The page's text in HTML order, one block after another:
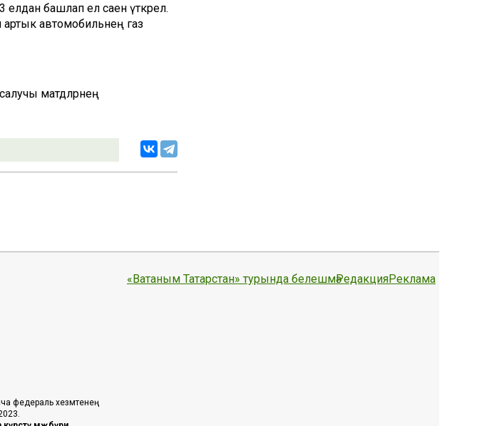
елдан башлап ел саен үткәрелә.
артык автомобильнең газ
матдәләрнең
федераль хезмәтенең
«Ватаным Татарстан» турында белешмәРедакцияРеклама